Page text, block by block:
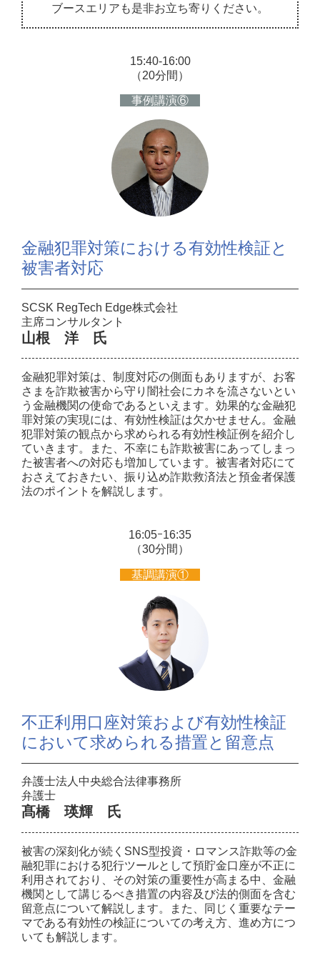
ブースエリアも是非お立ち寄りください。
15:40-16:00
（20分間）
事例講演⑥
金融犯罪対策における有効性検証と
被害者対応
SCSK RegTech Edge株式会社
主席コンサルタント
山根 洋 氏
金融犯罪対策は、制度対応の側面もありますが、お客
さまを詐欺被害から守り闇社会にカネを流さないとい
う金融機関の使命であるといえます。効果的な金融犯
罪対策の実現には、有効性検証は欠かせません。金融
犯罪対策の観点から求められる有効性検証例を紹介し
ていきます。また、不幸にも詐欺被害にあってしまっ
た被害者への対応も増加しています。被害者対応にて
おさえておきたい、振り込め詐欺救済法と預金者保護
法のポイントを解説します。
16:05ｰ16:35
（30分間）
基調講演①
不正利用口座対策および有効性検証
において求められる措置と留意点
弁護士法人中央総合法律事務所
弁護士
髙橋 瑛輝 氏
被害の深刻化が続くSNS型投資・ロマンス詐欺等の金
融犯罪における犯行ツールとして預貯金口座が不正に
利用されており、その対策の重要性が高まる中、金融
機関として講じるべき措置の内容及び法的側面を含む
留意点について解説します。また、同じく重要なテー
マである有効性の検証についての考え方、進め方につ
いても解説します。